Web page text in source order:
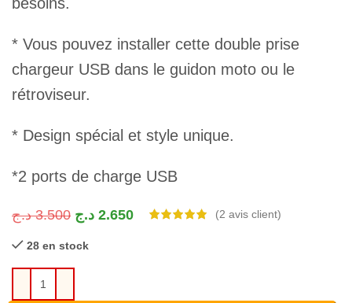
* Vous pouvez installer cette double prise
chargeur USB dans le guidon moto ou le
rétroviseur.
* Design spécial et style unique.
*2 ports de charge USB
3.500 د.ج 2.650 د.ج (2 avis client)
28 en stock